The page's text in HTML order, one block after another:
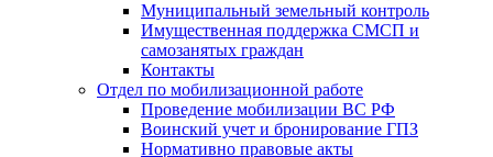
Муниципальный земельный контроль
Имущественная поддержка СМСП и
самозанятых граждан
Контакты
Отдел по мобилизационной работе
Проведение мобилизации ВС РФ
Воинский учет и бронирование ГПЗ
Нормативно правовые акты